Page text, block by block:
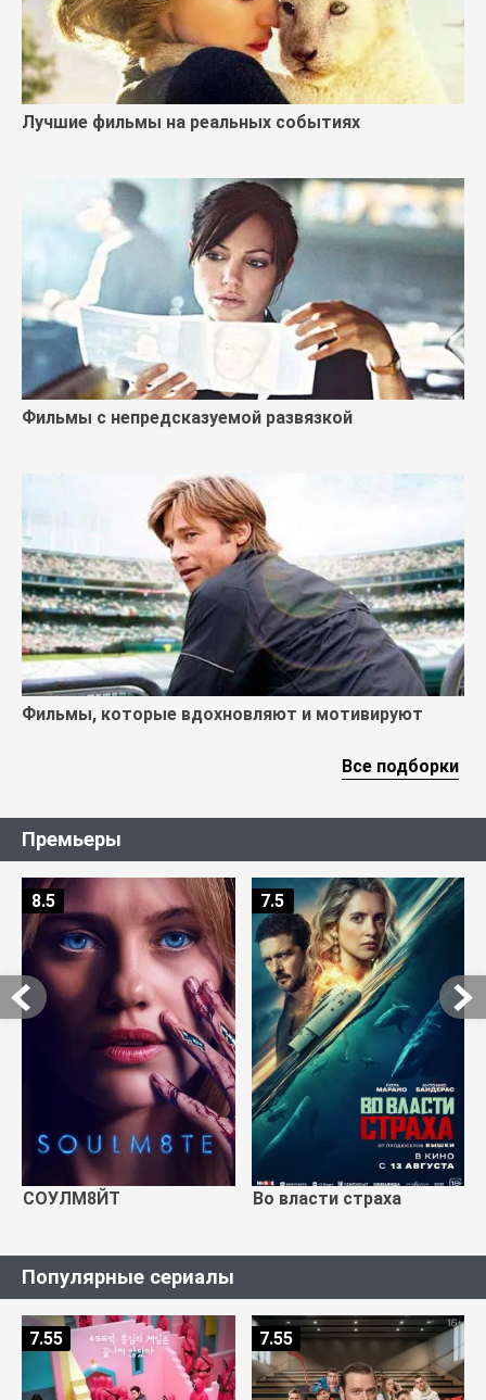
Лучшие фильмы на реальных событиях
Фильмы с непредсказуемой развязкой
Фильмы, которые вдохновляют и мотивируют
Все подборки
Премьеры
СОУЛМ8ЙТ
8.5
Во власти страха
7.5
Популярные сериалы
7.55 7.55